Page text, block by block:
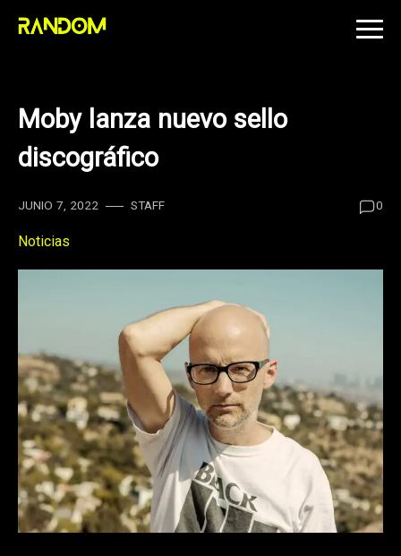
Skip
Moby lanza nuevo sello
discográfico
JUNIO 7, 2022 STAFF 0
Noticias